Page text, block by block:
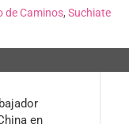
de Caminos, Suchiate
en